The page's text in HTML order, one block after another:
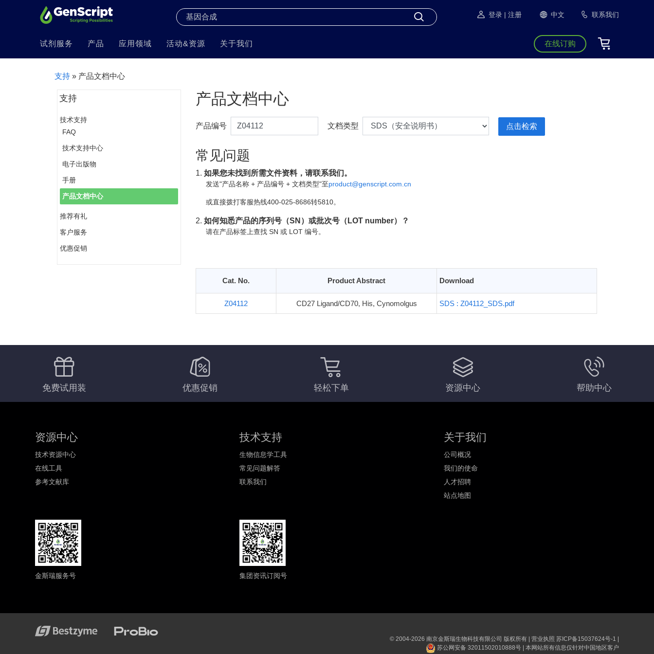
登录 | 注册 中文 联系我们
试剂服务 产品 应用领域 活动&资源 关于我们 在线订购
支持 » 产品文档中心
支持
技术支持
FAQ
技术支持中心
电子出版物
手册
产品文档中心
推荐有礼
客户服务
优惠促销
产品文档中心
产品编号 文档类型
常见问题
1. 如果您未找到所需文件资料，请联系我们。
发送"产品名称 + 产品编号 + 文档类型"至product@genscript.com.cn
或直接拨打客服热线400-025-8686转5810。
2. 如何知悉产品的序列号（SN）或批次号（LOT number）？
请在产品标签上查找 SN 或 LOT 编号。
Cat. No. Product Abstract Download
Z04112 CD27 Ligand/CD70, His, Cynomolgus SDS : Z04112_SDS.pdf
免费试用装 优惠促销 轻松下单 资源中心 帮助中心
资源中心
技术资源中心
在线工具
参考文献库
技术支持
生物信息学工具
常见问题解答
联系我们
关于我们
公司概况
我们的使命
人才招聘
站点地图
金斯瑞服务号 集团资讯订阅号
© 2004-2026 南京金斯瑞生物科技有限公司 版权所有 | 营业执照 苏ICP备15037624号-1 |
苏公网安备 32011502010888号
本网站所有信息仅针对中国地区客户